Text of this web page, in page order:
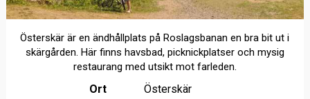
Österskär är en ändhållplats på Roslagsbanan en bra bit ut i
skärgården. Här finns havsbad, picknickplatser och mysig
restaurang med utsikt mot farleden.
Ort Österskär